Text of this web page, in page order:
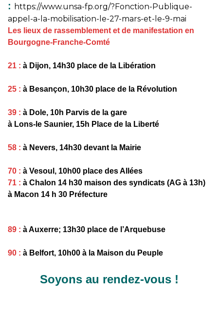
: https://www.unsa-fp.org/?Fonction-Publique-
appel-a-la-mobilisation-le-27-mars-et-le-9-mai
Les lieux de rassemblement et de manifestation en
Bourgogne-Franche-Comté
21 : à Dijon, 14h30 place de la Libération
25 : à Besançon, 10h30 place de la Révolution
39 : à Dole, 10h Parvis de la gare
à Lons-le Saunier, 15h Place de la Liberté
58 : à Nevers, 14h30 devant la Mairie
70 : à Vesoul, 10h00 place des Allées
71 : à Chalon 14 h30 maison des syndicats (AG à 13h)
à Macon 14 h 30 Préfecture
89 : à Auxerre; 13h30 place de l’Arquebuse
90 : à Belfort, 10h00 à la Maison du Peuple
Soyons au rendez-vous !